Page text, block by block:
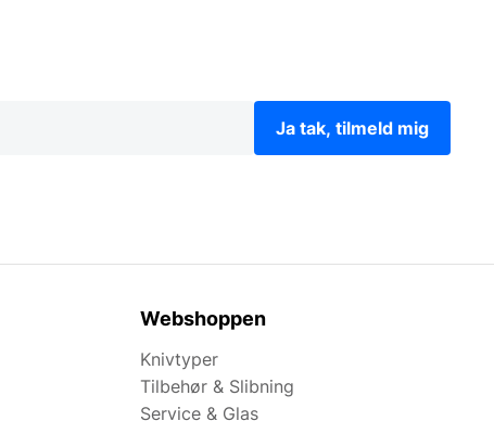
Ja tak, tilmeld mig
Webshoppen
Knivtyper
Tilbehør & Slibning
Service & Glas